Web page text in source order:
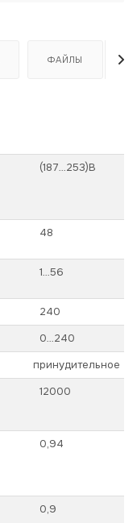
ФАЙЛЫ
(187…253)В
48
1…56
240
0…240
принудительное
12000
0,94
0,9